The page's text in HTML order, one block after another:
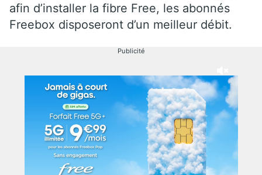
afin d’installer la fibre Free, les abonnés
Freebox disposeront d’un meilleur débit.
Publicité